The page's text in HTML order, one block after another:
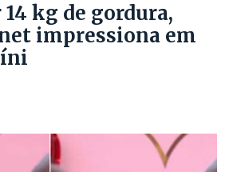
kg de gordura,
impressiona em